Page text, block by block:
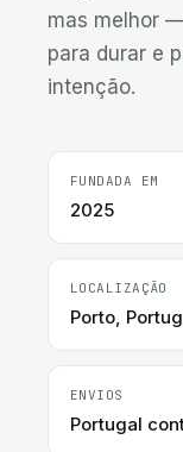
mas melhor
para durar e
intenção.
FUNDADA EM
2025
LOCALIZAÇÃO
Porto,
ENVIOS
Portugal